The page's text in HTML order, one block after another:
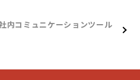
内コミュニケーションツール